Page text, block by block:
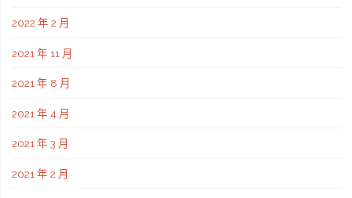
2022 年 2 月
2021 年 11 月
2021 年 8 月
2021 年 4 月
2021 年 3 月
2021 年 2 月